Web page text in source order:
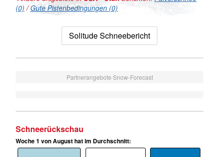
(0) /Gute Pistenbedingungen (0)
Solitude Schneebericht
Partnerangebote Snow-Forecast
Schneerückschau
Woche 1 von August hat im Durchschnitt: